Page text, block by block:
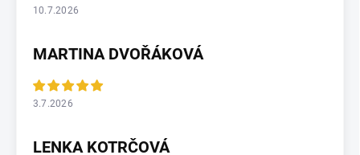
10.7.2026
MARTINA DVOŘÁKOVÁ
3.7.2026
LENKA KOTRČOVÁ